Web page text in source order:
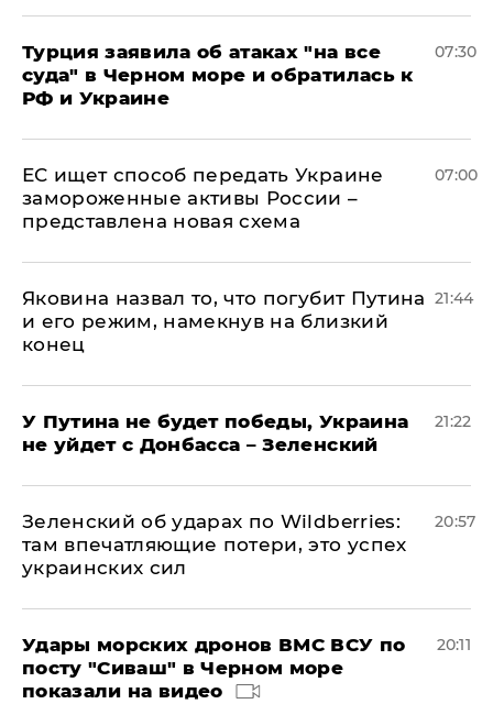
Турция заявила об атаках "на все
суда" в Черном море и обратилась к
РФ и Украине
07:30
ЕС ищет способ передать Украине
замороженные активы России –
представлена новая схема
07:00
Яковина назвал то, что погубит Путина
и его режим, намекнув на близкий
конец
21:44
У Путина не будет победы, Украина
не уйдет с Донбасса – Зеленский
21:22
Зеленский об ударах по Wildberries:
там впечатляющие потери, это успех
украинских сил
20:57
Удары морских дронов ВМС ВСУ по
посту "Сиваш" в Черном море
показали на видео
20:11